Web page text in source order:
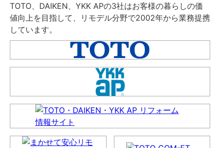
TOTO、DAIKEN、YKK APの3社はお客様の暮らしの価
値向上を目指して、リモデル分野で2002年から業務提携
しています。